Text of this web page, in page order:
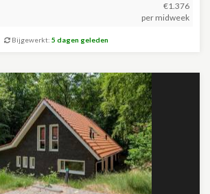
€1.376
per midweek
Bijgewerkt: 5 dagen geleden